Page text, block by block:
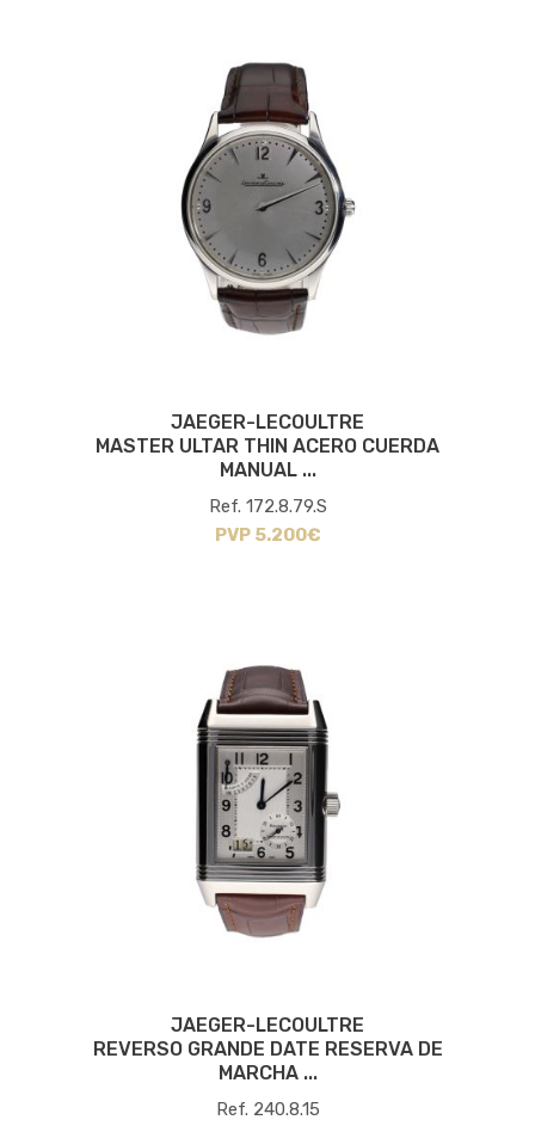
JAEGER-LECOULTRE
MASTER ULTAR THIN ACERO CUERDA
MANUAL ...
Ref. 172.8.79.S
PVP 5.200€
JAEGER-LECOULTRE
REVERSO GRANDE DATE RESERVA DE
MARCHA ...
Ref. 240.8.15